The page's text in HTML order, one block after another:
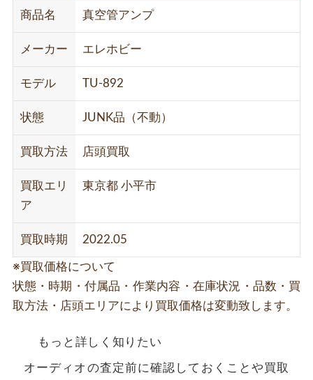
商品名 真空管アンプ
メーカー エレホビー
モデル TU-892
状態 JUNK品（不動）
買取方法 店頭買取
買取エリ
ア
東京都 小平市
買取時期 2022.05
※買取価格について
状態・時期・付属品・作業内容・在庫状況・品数・買
取方法・店頭エリアにより買取価格は変動致します。
もっと詳しく知りたい
オーディオの査定前に確認しておくことや買取